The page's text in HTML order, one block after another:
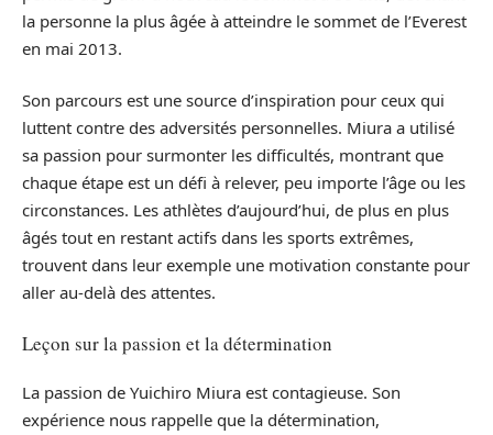
la personne la plus âgée à atteindre le sommet de l’Everest
en mai 2013.
Son parcours est une source d’inspiration pour ceux qui
luttent contre des adversités personnelles. Miura a utilisé
sa passion pour surmonter les difficultés, montrant que
chaque étape est un défi à relever, peu importe l’âge ou les
circonstances. Les athlètes d’aujourd’hui, de plus en plus
âgés tout en restant actifs dans les sports extrêmes,
trouvent dans leur exemple une motivation constante pour
aller au-delà des attentes.
Leçon sur la passion et la détermination
La passion de Yuichiro Miura est contagieuse. Son
expérience nous rappelle que la détermination,